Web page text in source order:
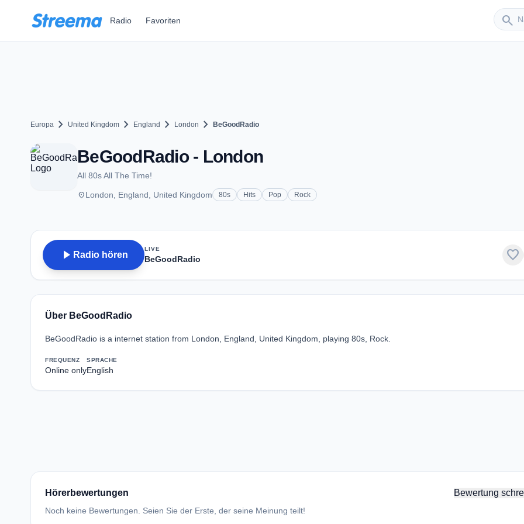
Radio Favoriten search
Europa chevron_right United Kingdom chevron_right England chevron_right London chevron_right BeGoodRadio
BeGoodRadio - London
All 80s All The Time!
placeLondon, England, United Kingdom 80s Hits Pop Rock
play_arrow Radio hören
LIVE
BeGoodRadio favorite
Über BeGoodRadio
BeGoodRadio is a internet station from London, England, United Kingdom, playing 80s, Rock.
FREQUENZ
Online only
SPRACHE
English
Hörerbewertungen Bewertung
Noch keine Bewertungen. Seien Sie der Erste, der seine Meinung teilt!